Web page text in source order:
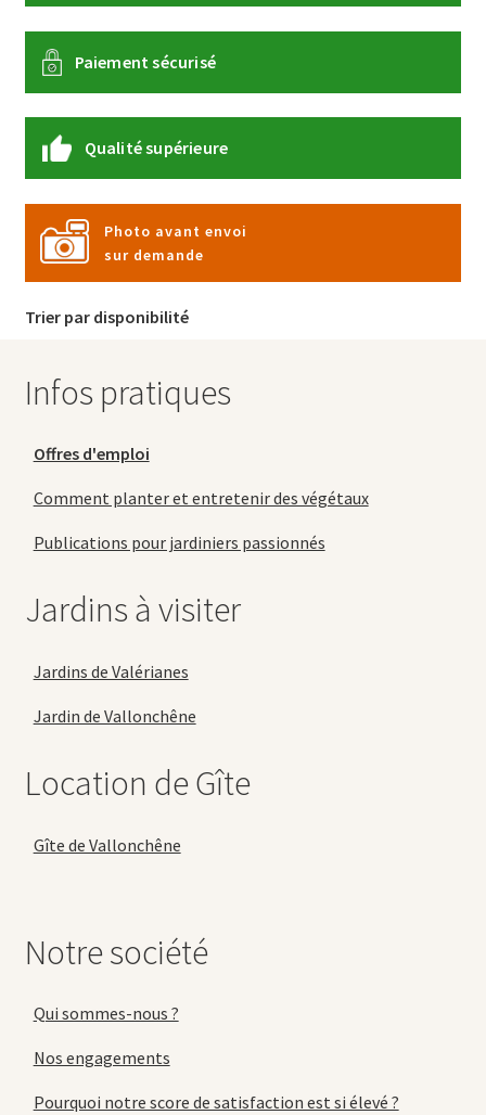
Paiement sécurisé
Qualité supérieure
Photo avant envoi
sur demande
Trier par disponibilité
Infos pratiques
Offres d'emploi
Comment planter et entretenir des végétaux
Publications pour jardiniers passionnés
Jardins à visiter
Jardins de Valérianes
Jardin de Vallonchêne
Location de Gîte
Gîte de Vallonchêne
Notre société
Qui sommes-nous ?
Nos engagements
Pourquoi notre score de satisfaction est si élevé ?